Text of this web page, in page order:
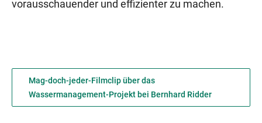
vorausschauender und effizienter zu machen.
Mag-doch-jeder-Filmclip über das
Wassermanagement-Projekt bei Bernhard Ridder